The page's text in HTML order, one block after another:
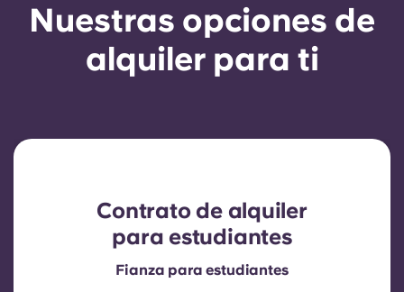
Nuestras opciones de
alquiler para ti
Contrato de alquiler
para estudiantes
Fianza para estudiantes